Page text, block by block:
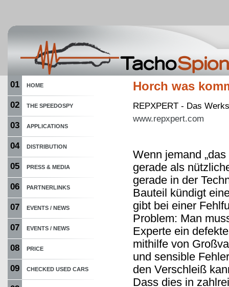
01 HOME
02 THE SPEEDOSPY
03 APPLICATIONS
04 DISTRIBUTION
05 PRESS & MEDIA
06 PARTNERLINKS
07 EVENTS / NEWS
07 EVENTS / NEWS
08 PRICE
09 CHECKED USED CARS
Horch was
REPXPERT - Das
www.repxpert.com
Wenn jemand
gerade als
gerade in der
Bauteil kündigt
gibt bei einer
Problem: Man
Experte ein
mithilfe von
und sensible
den Verschleiß
Dass dies in